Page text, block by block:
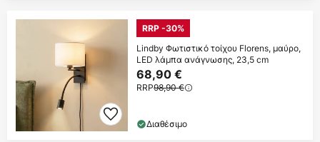
RRP -30%
Lindby Φωτιστικό τοίχου Florens, μαύρο,
LED λάμπα ανάγνωσης, 23,5 cm
68,90 €
RRP98,90 €
Διαθέσιμο